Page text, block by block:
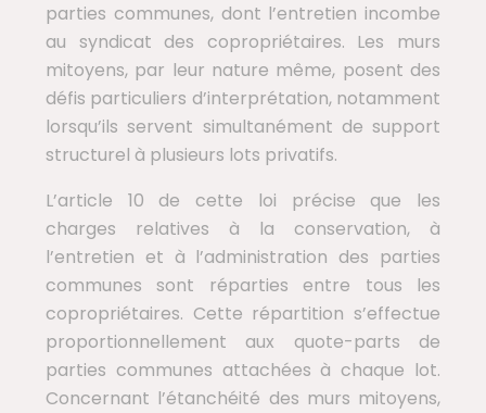
parties communes, dont l’entretien incombe
au syndicat des copropriétaires. Les murs
mitoyens, par leur nature même, posent des
défis particuliers d’interprétation, notamment
lorsqu’ils servent simultanément de support
structurel à plusieurs lots privatifs.
L’article 10 de cette loi précise que les
charges relatives à la conservation, à
l’entretien et à l’administration des parties
communes sont réparties entre tous les
copropriétaires. Cette répartition s’effectue
proportionnellement aux quote-parts de
parties communes attachées à chaque lot.
Concernant l’étanchéité des murs mitoyens,